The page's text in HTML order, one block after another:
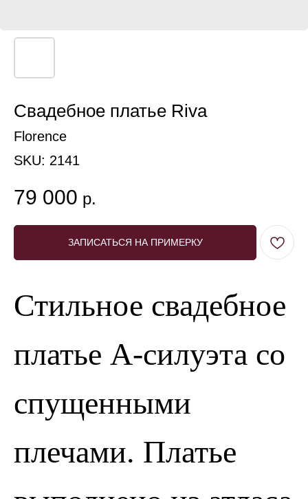
Свадебное платье Riva
Florence
SKU: 2141
79 000 р.
ЗАПИСАТЬСЯ НА ПРИМЕРКУ
Стильное свадебное
платье А-силуэта со
спущенными
плечами. Платье